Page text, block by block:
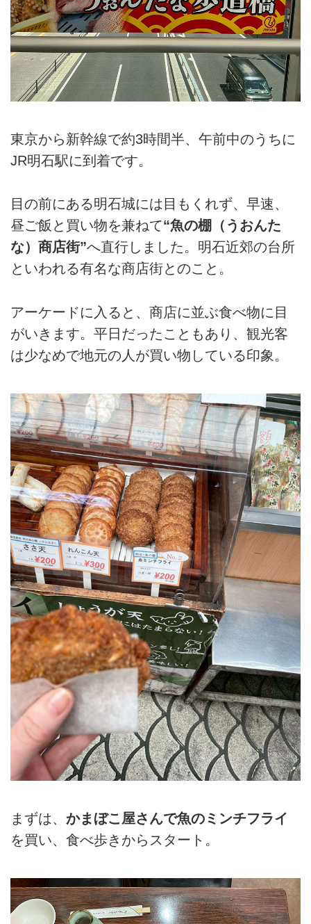
東京から新幹線で約3時間半、午前中のうちに
JR明石駅に到着です。
目の前にある明石城には目もくれず、早速、
昼ご飯と買い物を兼ねて“魚の棚（うおんた
な）商店街”へ直行しました。明石近郊の台所
といわれる有名な商店街とのこと。
アーケードに入ると、商店に並ぶ食べ物に目
がいきます。平日だったこともあり、観光客
は少なめで地元の人が買い物している印象。
まずは、 かまぼこ屋さんで魚のミンチフライ
を買い、食べ歩きからスタート。